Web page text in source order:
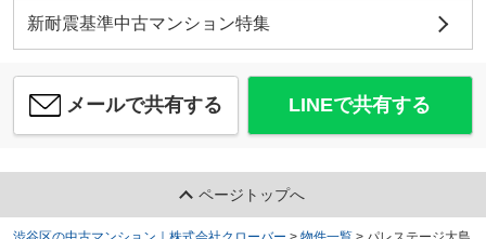
新耐震基準中古マンション特集
メールで共有する LINEで共有する
ページトップへ